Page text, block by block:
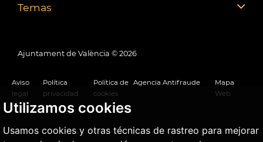
Utilizamos cookies
Usamos cookies y otras técnicas de rastreo para mejorar
Temas
Ajuntament de València © 2026
Aviso
legal
Política
privacidad
Política de
cookies
Agencia Antifraude
Mapa
Web